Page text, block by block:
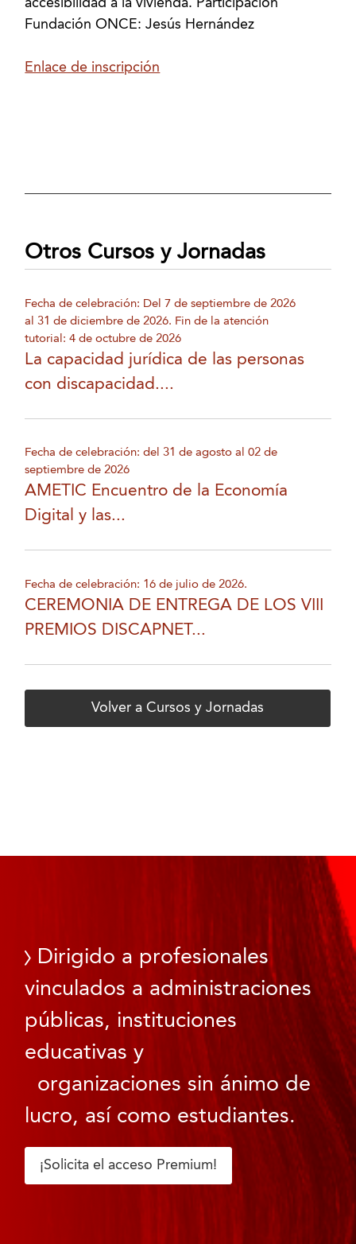
accesibilidad a la vivienda. Participación
Fundación ONCE: Jesús Hernández
Enlace de inscripción
Otros Cursos y Jornadas
Fecha de celebración: Del 7 de septiembre de 2026
al 31 de diciembre de 2026. Fin de la atención
tutorial: 4 de octubre de 2026
La capacidad jurídica de las personas
con discapacidad....
Fecha de celebración: del 31 de agosto al 02 de
septiembre de 2026
AMETIC Encuentro de la Economía
Digital y las...
Fecha de celebración: 16 de julio de 2026.
CEREMONIA DE ENTREGA DE LOS VIII
PREMIOS DISCAPNET...
Volver a Cursos y Jornadas
Dirigido a profesionales
vinculados a administraciones
públicas, instituciones
educativas y
organizaciones sin ánimo de
lucro, así como estudiantes.
¡Solicita el acceso Premium!